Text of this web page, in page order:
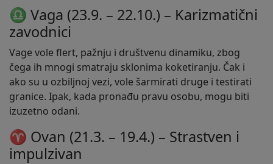
♎ Vaga (23.9. – 22.10.) – Karizmatični
zavodnici
Vage vole flert, pažnju i društvenu dinamiku, zbog
čega ih mnogi smatraju sklonima koketiranju. Čak i
ako su u ozbiljnoj vezi, vole šarmirati druge i testirati
granice. Ipak, kada pronađu pravu osobu, mogu biti
izuzetno odani.
♈ Ovan (21.3. – 19.4.) – Strastven i
impulzivan